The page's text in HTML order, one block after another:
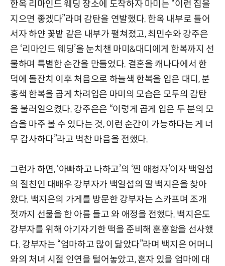
한옥 리마인드 웨딩 장소에 도착하자 마미는 “이런 집을
지으면 좋겠다”라며 감탄을 연발했다. 한옥 내부로 들어
서자 하얀 꽃밭 같은 내부가 펼쳐졌고, 최민수와 강주은
은 ‘리마인드 웨딩’을 눈치챈 마미&대디에게 한복까지 선
물하며 특별한 순간을 만들었다. 결혼을 캐나다에서 한
덕에 돌잔치 이후 처음으로 하늘색 한복을 입은 대디, 분
홍색 한복을 곱게 차려입은 마미의 모습은 모두의 감탄
을 불러일으켰다. 강주은은 “이렇게 곱게 입은 두 분의 모
습을 마주 볼 수 있다는 것, 이런 순간이 가능하다는 게 너
무 감사하다”라고 벅찬 마음을 전했다.
그런가 하면, ‘아빠하고 나하고’의 ‘찐 애청자’이자 백일섭
의 절친인 대배우 강부자가 백일섭의 딸 백지은을 찾아
왔다. 백지은의 가게를 방문한 강부자는 스카프며 조개
젓까지 선물을 한 아름 들고 와 애정을 전했다. 백지은도
강부자를 위해 아기자기한 떡을 준비해 훈훈함을 선사했
다. 강부자는 “엄마하고 많이 닮았다”라며 백지은 어머니
와의 처녀 시절 인연을 털어놓았고, 혼자 있을 엄마에 대